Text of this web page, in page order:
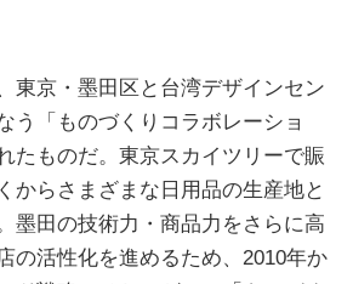
東京・墨田区と台湾デザインセン
う「ものづくりコラボレーショ
たものだ。東京スカイツリーで賑
からさまざまな日用品の生産地と
墨田の技術力・商品力をさらに高
の活性化を進めるため、2010年か